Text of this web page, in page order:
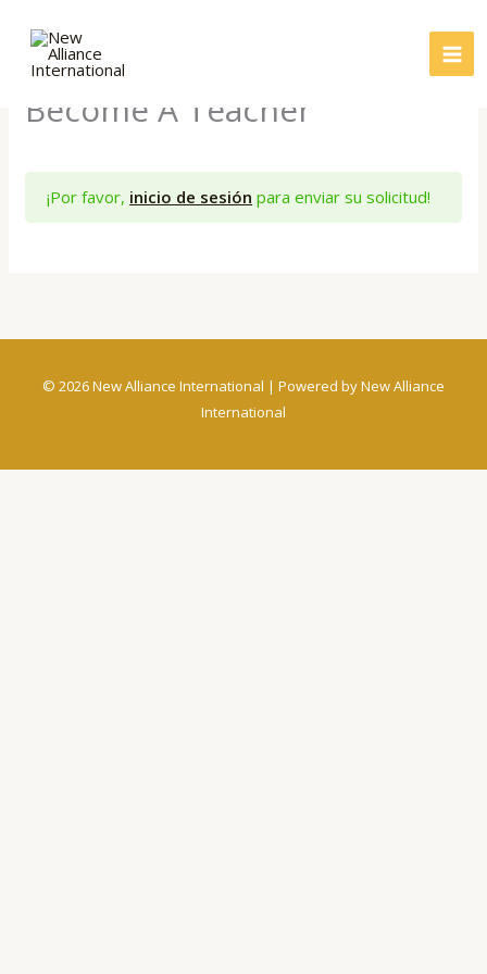
contenido
Become A Teacher
¡Por favor, inicio de sesión para enviar su solicitud!
© 2026 New Alliance International | Powered by New Alliance
International